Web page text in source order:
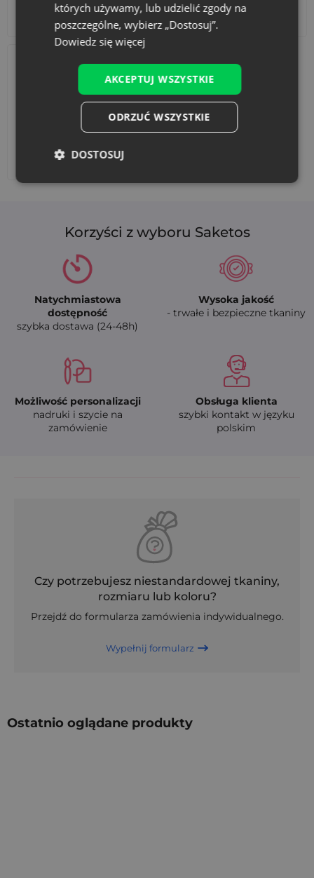
Akcesoria i dekoracje Zestawy
Dodaj nadruk
Korzyści z wyboru Saketos
Natychmiastowa
dostępność
szybka dostawa (24-48h)
Wysoka jakość
- trwałe i bezpieczne tkaniny
Możliwość personalizacji
nadruki i szycie na
zamówienie
Obsługa klienta
szybki kontakt w języku
polskim
Czy potrzebujesz niestandardowej tkaniny,
rozmiaru lub koloru?
Przejdź do formularza zamówienia indywidualnego.
Wypełnij formularz
Ostatnio oglądane produkty
których używamy, lub udzielić zgody na
poszczególne, wybierz „Dostosuj”.
Dowiedz się więcej
AKCEPTUJ WSZYSTKIE
ODRZUĆ WSZYSTKIE
DOSTOSUJ